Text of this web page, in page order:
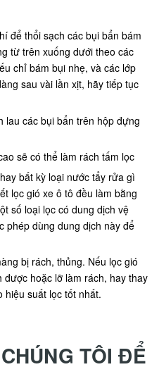
để thổi sạch các bụi bẩn bám
từ trên xuống dưới theo các
chỉ bám bụi nhẹ, và các lớp
sau vài lần xịt, hãy tiếp tục
lau các bụi bẩn trên hộp đựng
sẽ có thể làm rách tấm lọc
bất kỳ loại nước tẩy rửa gì
lọc gió xe ô tô đều làm bằng
số loại lọc có dung dịch vệ
phép dùng dung dịch này để
bị rách, thủng. Nếu lọc gió
hoặc lỡ làm rách, hay thay
hiệu suất lọc tốt nhất.
TÔI ĐỂ